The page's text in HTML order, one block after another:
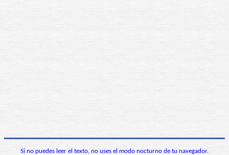
Si no puedes leer el texto, no uses el modo nocturno de tu navegador.